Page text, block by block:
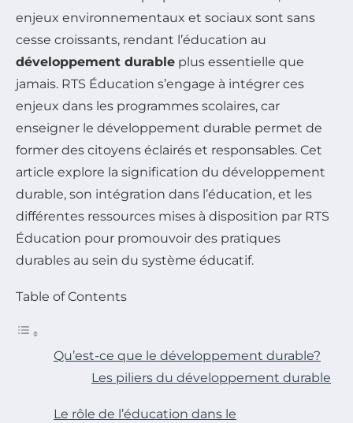
enjeux environnementaux et sociaux sont sans
cesse croissants, rendant l’éducation au
développement durable plus essentielle que
jamais. RTS Éducation s’engage à intégrer ces
enjeux dans les programmes scolaires, car
enseigner le développement durable permet de
former des citoyens éclairés et responsables. Cet
article explore la signification du développement
durable, son intégration dans l’éducation, et les
différentes ressources mises à disposition par RTS
Éducation pour promouvoir des pratiques
durables au sein du système éducatif.
Table of Contents
Qu’est-ce que le développement durable?
Les piliers du développement durable
Le rôle de l’éducation dans le